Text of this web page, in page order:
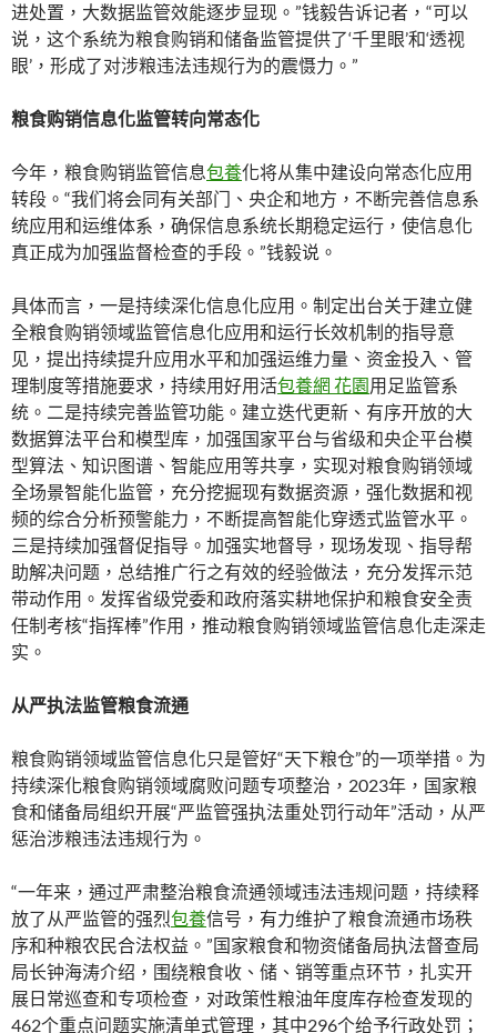
进处置，大数据监管效能逐步显现。”钱毅告诉记者，“可以
说，这个系统为粮食购销和储备监管提供了‘千里眼’和‘透视
眼’，形成了对涉粮违法违规行为的震慑力。”
粮食购销信息化监管转向常态化
今年，粮食购销监管信息包養化将从集中建设向常态化应用
转段。“我们将会同有关部门、央企和地方，不断完善信息系
统应用和运维体系，确保信息系统长期稳定运行，使信息化
真正成为加强监督检查的手段。”钱毅说。
具体而言，一是持续深化信息化应用。制定出台关于建立健
全粮食购销领域监管信息化应用和运行长效机制的指导意
见，提出持续提升应用水平和加强运维力量、资金投入、管
理制度等措施要求，持续用好用活包養網 花園用足监管系
统。二是持续完善监管功能。建立迭代更新、有序开放的大
数据算法平台和模型库，加强国家平台与省级和央企平台模
型算法、知识图谱、智能应用等共享，实现对粮食购销领域
全场景智能化监管，充分挖掘现有数据资源，强化数据和视
频的综合分析预警能力，不断提高智能化穿透式监管水平。
三是持续加强督促指导。加强实地督导，现场发现、指导帮
助解决问题，总结推广行之有效的经验做法，充分发挥示范
带动作用。发挥省级党委和政府落实耕地保护和粮食安全责
任制考核“指挥棒”作用，推动粮食购销领域监管信息化走深走
实。
从严执法监管粮食流通
粮食购销领域监管信息化只是管好“天下粮仓”的一项举措。为
持续深化粮食购销领域腐败问题专项整治，2023年，国家粮
食和储备局组织开展“严监管强执法重处罚行动年”活动，从严
惩治涉粮违法违规行为。
“一年来，通过严肃整治粮食流通领域违法违规问题，持续释
放了从严监管的强烈包養信号，有力维护了粮食流通市场秩
序和种粮农民合法权益。”国家粮食和物资储备局执法督查局
局长钟海涛介绍，围绕粮食收、储、销等重点环节，扎实开
展日常巡查和专项检查，对政策性粮油年度库存检查发现的
462个重点问题实施清单式管理，其中296个给予行政处罚；